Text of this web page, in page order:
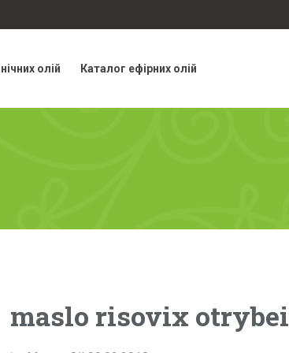
олій Каталог ефірних олій
maslo risovix otrybei